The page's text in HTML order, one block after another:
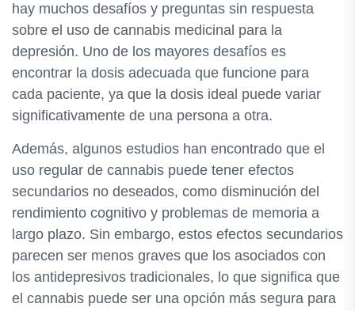
hay muchos desafíos y preguntas sin respuesta
sobre el uso de cannabis medicinal para la
depresión. Uno de los mayores desafíos es
encontrar la dosis adecuada que funcione para
cada paciente, ya que la dosis ideal puede variar
significativamente de una persona a otra.
Además, algunos estudios han encontrado que el
uso regular de cannabis puede tener efectos
secundarios no deseados, como disminución del
rendimiento cognitivo y problemas de memoria a
largo plazo. Sin embargo, estos efectos secundarios
parecen ser menos graves que los asociados con
los antidepresivos tradicionales, lo que significa que
el cannabis puede ser una opción más segura para